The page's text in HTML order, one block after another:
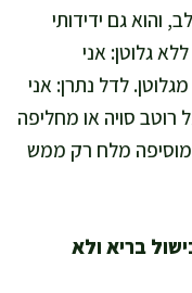
והוא גם ידידותי
גלוטן: אני
לדל נתרן: אני
סויה או מחליפה
ומוסיפה מלח רק ממש
בריא ולא